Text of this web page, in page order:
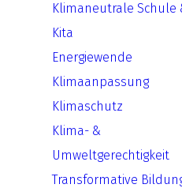
Klimaneutrale Schule
Kita
Energiewende
Klimaanpassung
Klimaschutz
Klima- &
Umweltgerechtigkeit
Transformative